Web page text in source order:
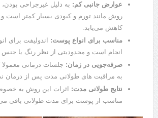
عوارض جانبی کم: به دلیل غیرجراحی
روش مانند تورم و کبودی بسیار کمتر است
کاهش می‌یابد.
مناسب برای انواع پوست: اندولیفت برای
انجام است و محدودیتی از نظر رنگ یا
صرفه‌جویی در زمان: جلسات درمانی معمولا
به مراقبت ‌های طولانی ‌مدت پس از درمان
نتایج طولانی ‌مدت: اثرات این روش به‌
مناسب از پوست برای مدت طولانی باقی